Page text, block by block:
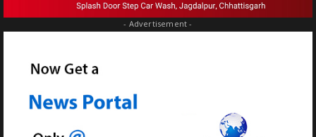
- Advertisement -